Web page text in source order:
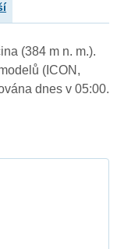
(384 m n. m.).
(ICON,
dnes v 05:00.